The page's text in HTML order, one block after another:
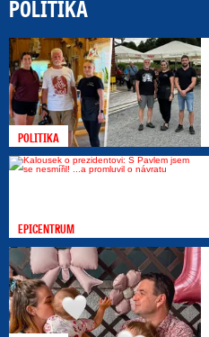
POLITIKA
POLITIKA
EPICENTRUM